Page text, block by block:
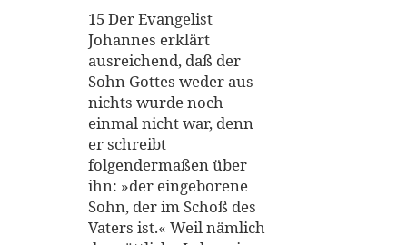
15 Der Evangelist
Johannes erklärt
ausreichend, daß der
Sohn Gottes weder aus
nichts wurde noch
einmal nicht war, denn
er schreibt
folgendermaßen über
ihn: »der eingeborene
Sohn, der im Schoß des
Vaters ist.« Weil nämlich